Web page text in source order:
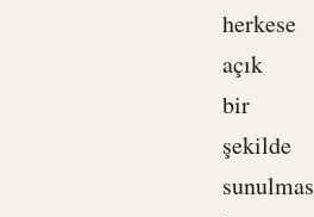
herkese
açık
bir
şekilde